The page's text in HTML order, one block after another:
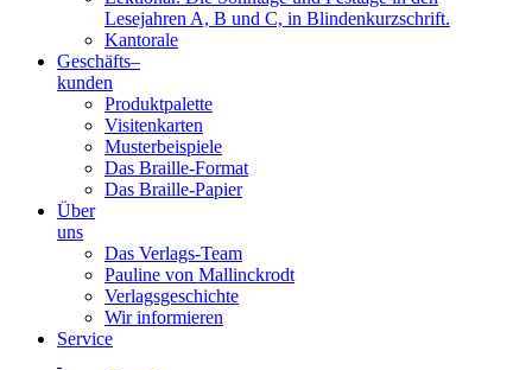
Lesejahren A, B und C, in Blindenkurzschrift.
Kantorale
Geschäfts­–
kunden
Produktpalette
Visitenkarten
Musterbeispiele
Das Braille-Format
Das Braille-Papier
Über
uns
Das Verlags-Team
Pauline von Mallinckrodt
Verlagsgeschichte
Wir informieren
Service